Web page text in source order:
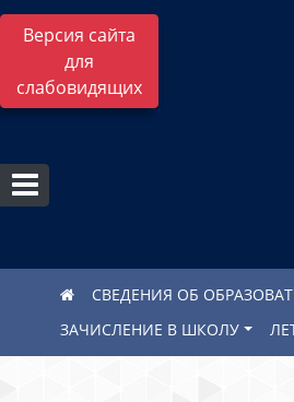
Версия сайта
для
слабовидящих
СВЕДЕНИЯ ОБ
ЗАЧИСЛЕНИЕ В ШКОЛУ